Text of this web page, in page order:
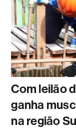
Com leilão
ganha
na região